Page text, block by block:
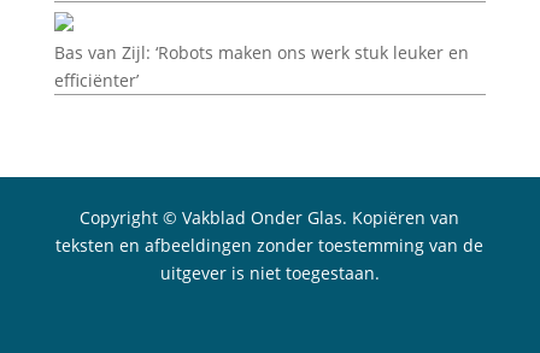
Bas van Zijl: ‘Robots maken ons werk stuk leuker en
efficiënter’
Copyright © Vakblad Onder Glas. Kopiëren van
teksten en afbeeldingen zonder toestemming van de
uitgever is niet toegestaan.